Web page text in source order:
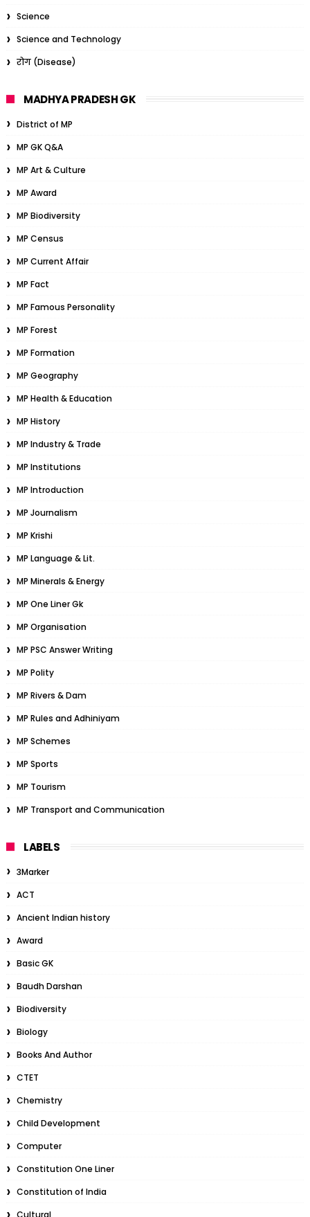
Science
Science and Technology
रोग (Disease)
MADHYA PRADESH GK
District of MP
MP GK Q&A
MP Art & Culture
MP Award
MP Biodiversity
MP Census
MP Current Affair
MP Fact
MP Famous Personality
MP Forest
MP Formation
MP Geography
MP Health & Education
MP History
MP Industry & Trade
MP Institutions
MP Introduction
MP Journalism
MP Krishi
MP Language & Lit.
MP Minerals & Energy
MP One Liner Gk
MP Organisation
MP PSC Answer Writing
MP Polity
MP Rivers & Dam
MP Rules and Adhiniyam
MP Schemes
MP Sports
MP Tourism
MP Transport and Communication
LABELS
3Marker
ACT
Ancient Indian history
Award
Basic GK
Baudh Darshan
Biodiversity
Biology
Books And Author
CTET
Chemistry
Child Development
Computer
Constitution One Liner
Constitution of India
Cultural